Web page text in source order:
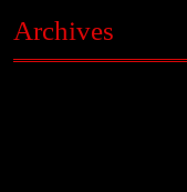
Archives